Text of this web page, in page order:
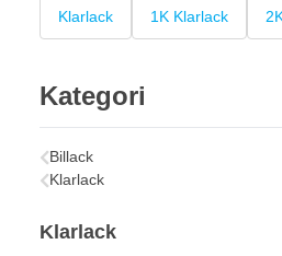
Klarlack 1K Klarlack
Kategori
Billack
Klarlack
Klarlack